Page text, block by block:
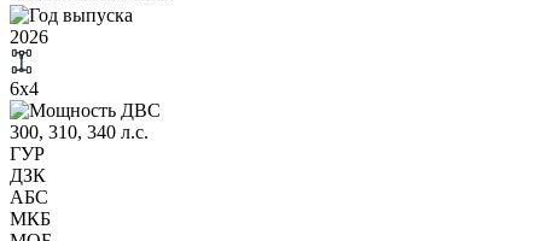
2026
6х4
300, 310, 340 л.с.
ГУР
ДЗК
АБС
МКБ